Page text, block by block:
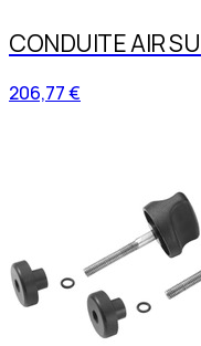
CONDUITE AIR
206,77 €